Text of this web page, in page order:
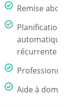
Remise
Planification
automatique
récurrente
Aide à